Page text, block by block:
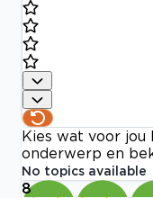
Kies wat voor jou
onderwerp en
No topics available
8